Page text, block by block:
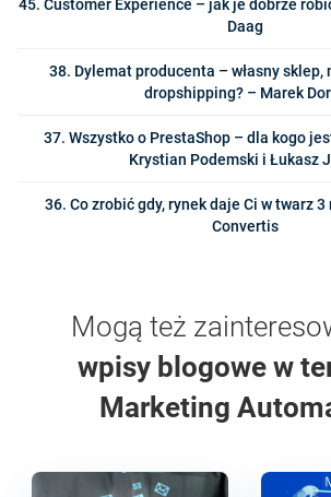
45. Customer Experience – jak je dobrze
Daag
38. Dylemat producenta – własny sklep,
dropshipping? – Marek
37. Wszystko o PrestaShop – dla kogo
Krystian Podemski i Łukasz
36. Co zrobić gdy, rynek daje Ci w twarz 3
Convertis
Mogą też
wpisy blogowe w
Marketing